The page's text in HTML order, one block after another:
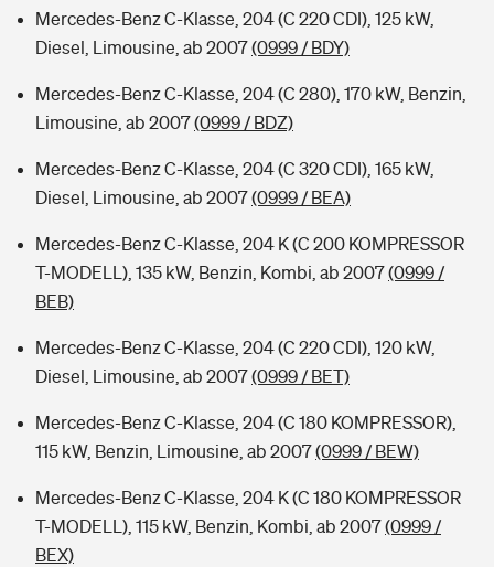
Mercedes-Benz C-Klasse, 204 (C 220 CDI), 125 kW,
Diesel, Limousine, ab 2007(0999 / BDY)
Mercedes-Benz C-Klasse, 204 (C 280), 170 kW, Benzin,
Limousine, ab 2007(0999 / BDZ)
Mercedes-Benz C-Klasse, 204 (C 320 CDI), 165 kW,
Diesel, Limousine, ab 2007(0999 / BEA)
Mercedes-Benz C-Klasse, 204 K (C 200 KOMPRESSOR
T-MODELL), 135 kW, Benzin, Kombi, ab 2007(0999 /
BEB)
Mercedes-Benz C-Klasse, 204 (C 220 CDI), 120 kW,
Diesel, Limousine, ab 2007(0999 / BET)
Mercedes-Benz C-Klasse, 204 (C 180 KOMPRESSOR),
115 kW, Benzin, Limousine, ab 2007(0999 / BEW)
Mercedes-Benz C-Klasse, 204 K (C 180 KOMPRESSOR
T-MODELL), 115 kW, Benzin, Kombi, ab 2007(0999 /
BEX)